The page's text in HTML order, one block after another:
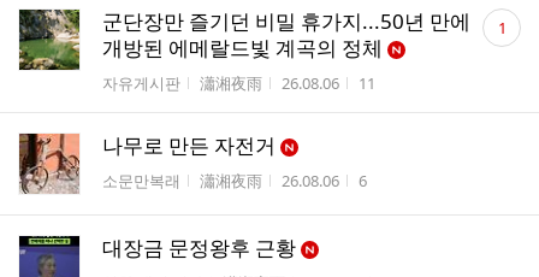
군단장만 즐기던 비밀 휴가지...50년 만에
개방된 에메랄드빛 계곡의 정체
게시판명
자유게시판 작성자
瀟湘夜雨 작성시간
26.08.06 조회수
11
댓
글 1
나무로 만든 자전거
게시판명
소문만복래 작성자
瀟湘夜雨 작성시간
26.08.06 조회수
6
대장금 문정왕후 근황